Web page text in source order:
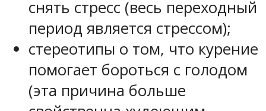
снять стресс (весь переходный
период является стрессом);
стереотипы о том, что курение
помогает бороться с голодом
(эта причина больше